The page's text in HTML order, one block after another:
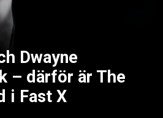
Dwayne
– därför är The
i Fast X